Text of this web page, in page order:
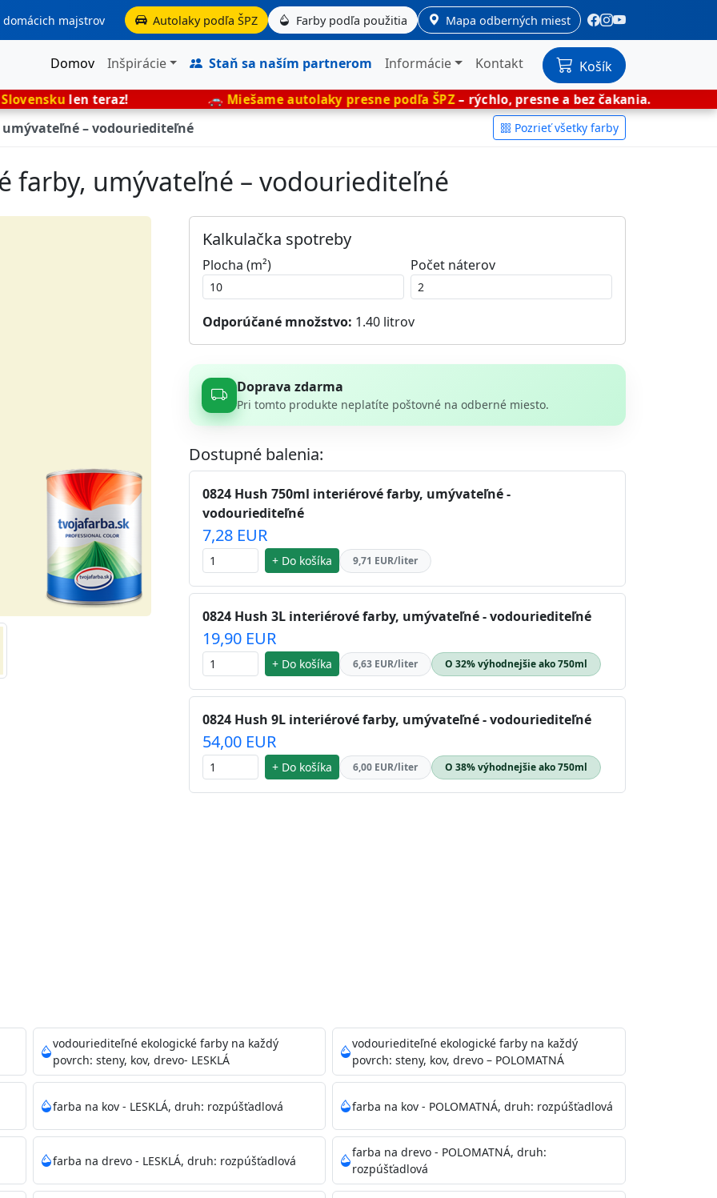
majstrov Autolaky podľa ŠPZ Farby podľa použitia Mapa odberných miest
Domov Inšpirácie Staň sa naším partnerom Informácie Kontakt Košík
teraz! 🚗 Miešame autolaky presne podľa ŠPZ– rýchlo, presne a bez čakania. 🎨
– vodouriediteľné Pozrieť všetky farby
farby, umývateľné – vodouriediteľné
Kalkulačka spotreby
Plocha (m²) Počet náterov
Odporúčané množstvo: 1.40 litrov
Doprava zdarma
Pri tomto produkte neplatíte poštovné na odberné miesto.
Dostupné balenia:
0824 Hush 750ml interiérové farby, umývateľné -
vodouriediteľné
7,28 EUR
+ Do košíka 9,71 EUR/liter
0824 Hush 3L interiérové farby, umývateľné - vodouriediteľné
19,90 EUR
+ Do košíka 6,63 EUR/liter O 32% výhodnejšie ako 750ml
0824 Hush 9L interiérové farby, umývateľné - vodouriediteľné
54,00 EUR
+ Do košíka 6,00 EUR/liter O 38% výhodnejšie ako 750ml
náteru. Preto je
sú nemocnice, pôrodnice, operačné
škôlky, telocvične, a samozrejme je
(trieda 2 podľa EN 13300) pri
povrchov. Má vynikajúcu kryciu schopnosť,
tónovať v bohatej škále odtieňov.
Pantone
vodouriediteľné ekologické farby na každý
povrch: steny, kov, drevo- LESKLÁ
vodouriediteľné ekologické farby na každý
povrch: steny, kov, drevo – POLOMATNÁ
farba na kov - LESKLÁ, druh: rozpúšťadlová farba na kov - POLOMATNÁ, druh: rozpúšťadlová
farba na drevo - LESKLÁ, druh: rozpúšťadlová
farba na drevo - POLOMATNÁ, druh:
rozpúšťadlová